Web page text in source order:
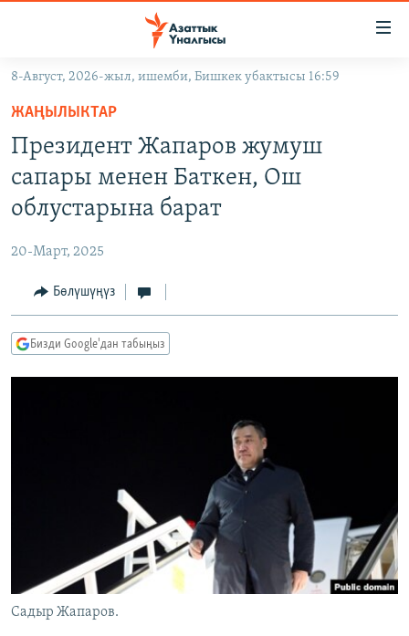
Навигацияга
өтүңүз
Издөөгө
салыңызКЫРГЫЗСТАН
САЯСАТ
МАДАНИЯТ
ДҮЙНӨ
ДҮЙНӨ
УКРАИНА
ТВ ПРОГРАММАЛАР
БҮГҮН АЗАТТЫКТА
ЫҢГАЙСЫЗ СУРООЛОР
ПОДКАСТ
Русский
ЭЕ/АРнун бардык сайттары
8-Август, 2026-жыл, ишемби, Бишкек убактысы 16:59
ЖАҢЫЛЫКТАР
Президент Жапаров жумуш
сапары менен Баткен, Ош
облустарына барат
20-Март, 2025
Бөлүшүңүз
Бизди Google'дан табыңыз
Садыр Жапаров.